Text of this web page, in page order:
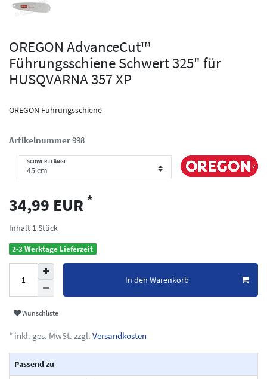
OREGON AdvanceCut™
Führungsschiene Schwert 325" für
HUSQVARNA 357 XP
OREGON Führungsschiene
Artikelnummer998
SCHWERTLÄNGE
34,99 EUR *
Inhalt 1Stück
2-3 Werktage Lieferzeit
In den Warenkorb
Wunschliste
* inkl. ges. MwSt. zzgl. Versandkosten
Passend zu